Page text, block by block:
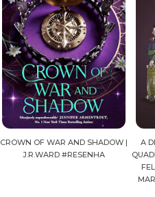
CROWN OF WAR AND SHADOW |
J.R.WARD #RESENHA
A